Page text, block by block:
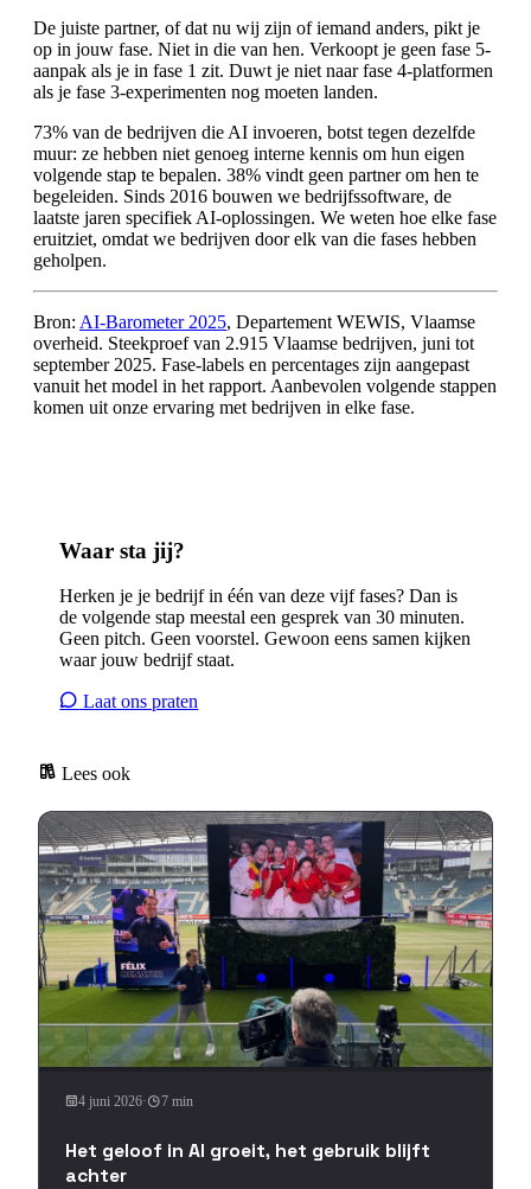
De juiste partner, of dat nu wij zijn of iemand anders, pikt je
op in jouw fase. Niet in die van hen. Verkoopt je geen fase 5-
aanpak als je in fase 1 zit. Duwt je niet naar fase 4-platformen
als je fase 3-experimenten nog moeten landen.
73% van de bedrijven die AI invoeren, botst tegen dezelfde
muur: ze hebben niet genoeg interne kennis om hun eigen
volgende stap te bepalen. 38% vindt geen partner om hen te
begeleiden. Sinds 2016 bouwen we bedrijfssoftware, de
laatste jaren specifiek AI-oplossingen. We weten hoe elke fase
eruitziet, omdat we bedrijven door elk van die fases hebben
geholpen.
Bron: AI-Barometer 2025, Departement WEWIS, Vlaamse
overheid. Steekproef van 2.915 Vlaamse bedrijven, juni tot
september 2025. Fase-labels en percentages zijn aangepast
vanuit het model in het rapport. Aanbevolen volgende stappen
komen uit onze ervaring met bedrijven in elke fase.
Waar sta jij?
Herken je je bedrijf in één van deze vijf fases? Dan is
de volgende stap meestal een gesprek van 30 minuten.
Geen pitch. Geen voorstel. Gewoon eens samen kijken
waar jouw bedrijf staat.
Laat ons praten
Lees ook
4 juni 2026· 7 min
Het geloof in AI groeit, het gebruik blijft
achter